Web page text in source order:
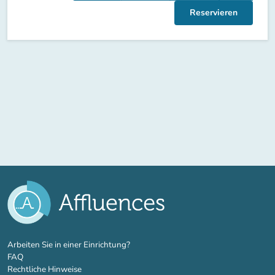
Reservieren
Arbeiten Sie in einer Einrichtung?(new tab)
FAQ
Rechtliche Hinweise